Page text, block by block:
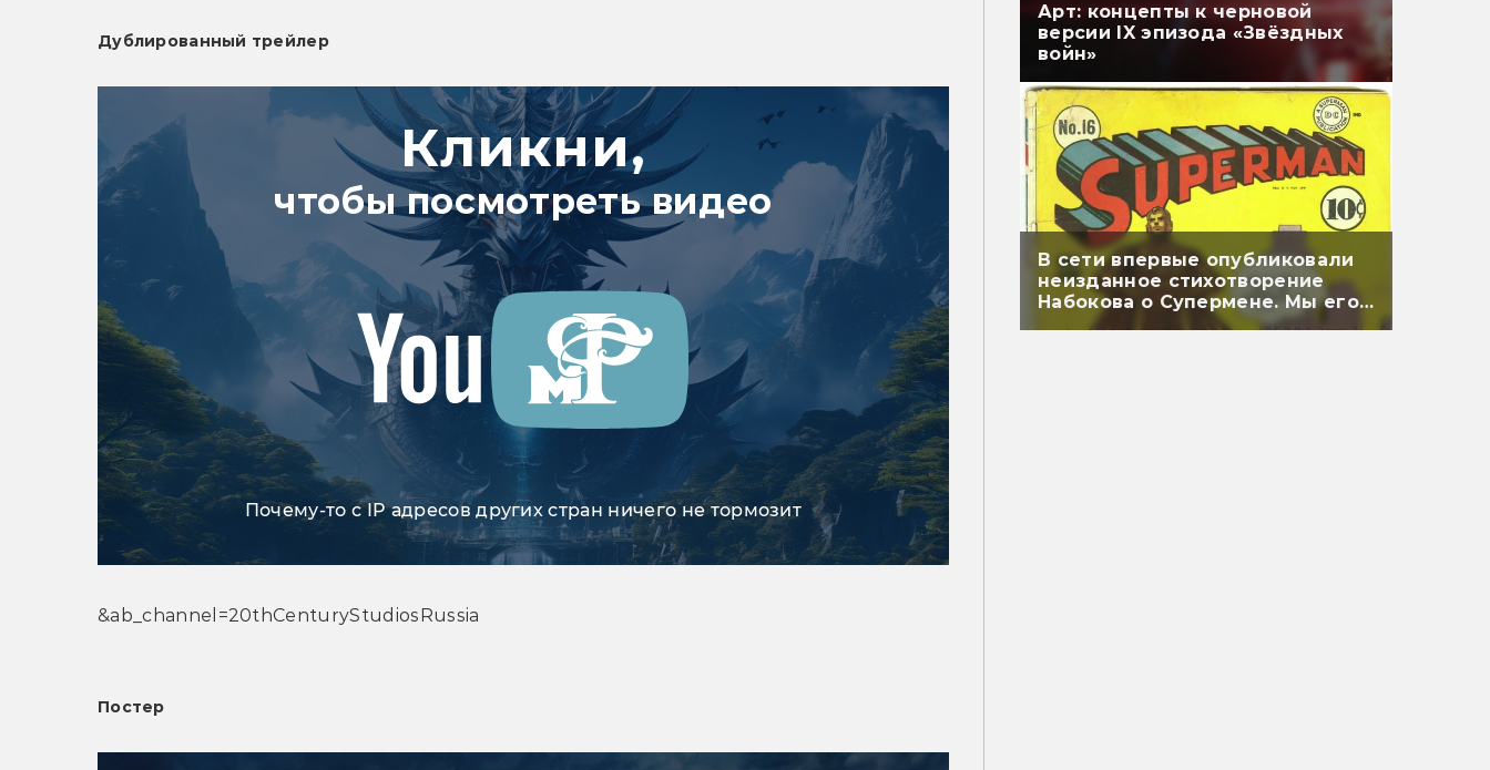
Дублированный трейлер
Кликни,
чтобы посмотреть видео
Почему-то с IP адресов других стран ничего не тормозит
&ab_channel=20thCenturyStudiosRussia
Постер
Арт: концепты к черновой
версии IX эпизода «Звёздных
войн»
В сети впервые опубликовали
неизданное стихотворение
Набокова о Супермене. Мы его
перевели